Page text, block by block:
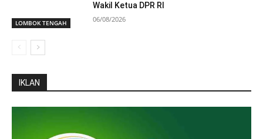
LOMBOK TENGAH
Wakil Ketua DPR RI
06/08/2026
IKLAN